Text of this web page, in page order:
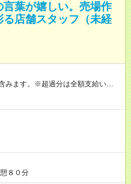
言葉が嬉しい。売場作
る店舗スタッフ（未経
みます。※超過分は全額支給いたし
以上／月 みなし残業時間 18.34
早出手当（固定残業代）１８．３
す。
８０分